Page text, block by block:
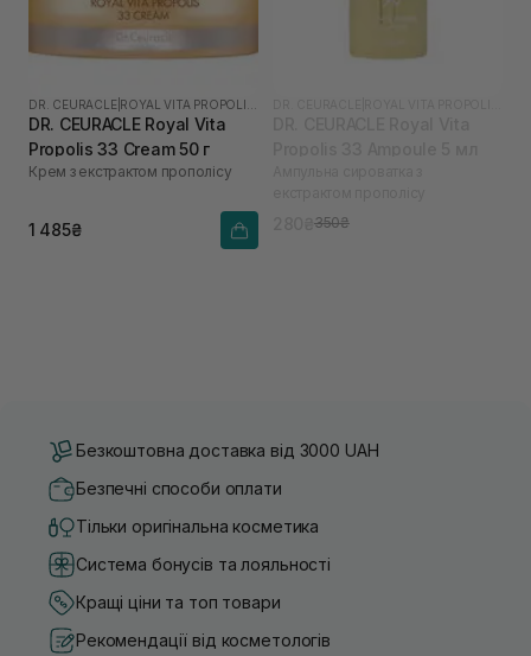
DR. CEURACLE
DR. CEURACLE Royal Vita
Propolis 33 Cream 50 г
Крем з екстрактом прополісу
1 485₴ 350₴
Безкоштовна доставка від 3000 UAH
Безпечні способи оплати
Тільки оригінальна косметика
Система бонусів та лояльності
Кращі ціни та топ товари
Рекомендації від косметологів